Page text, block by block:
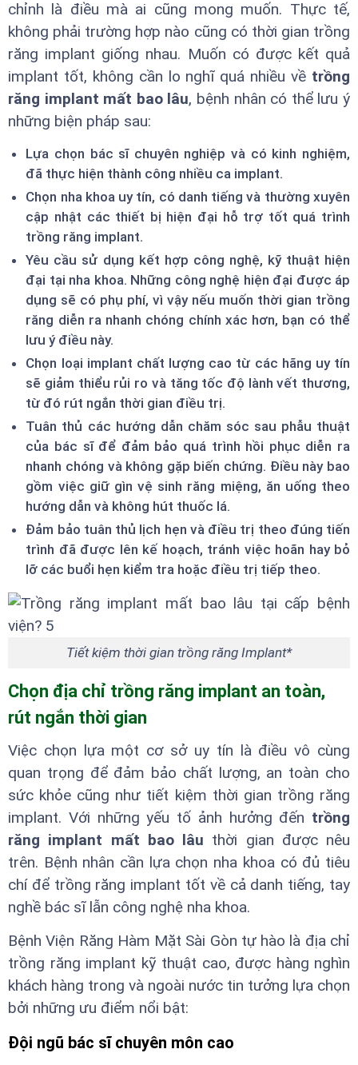
chỉnh là điều mà ai cũng mong muốn. Thực tế,
không phải trường hợp nào cũng có thời gian trồng
răng implant giống nhau. Muốn có được kết quả
implant tốt, không cần lo nghĩ quá nhiều về trồng
răng implant mất bao lâu, bệnh nhân có thể lưu ý
những biện pháp sau:
Lựa chọn bác sĩ chuyên nghiệp và có kinh nghiệm,
đã thực hiện thành công nhiều ca implant.
Chọn nha khoa uy tín, có danh tiếng và thường xuyên
cập nhật các thiết bị hiện đại hỗ trợ tốt quá trình
trồng răng implant.
Yêu cầu sử dụng kết hợp công nghệ, kỹ thuật hiện
đại tại nha khoa. Những công nghệ hiện đại được áp
dụng sẽ có phụ phí, vì vậy nếu muốn thời gian trồng
răng diễn ra nhanh chóng chính xác hơn, bạn có thể
lưu ý điều này.
Chọn loại implant chất lượng cao từ các hãng uy tín
sẽ giảm thiểu rủi ro và tăng tốc độ lành vết thương,
từ đó rút ngắn thời gian điều trị.
Tuân thủ các hướng dẫn chăm sóc sau phẫu thuật
của bác sĩ để đảm bảo quá trình hồi phục diễn ra
nhanh chóng và không gặp biến chứng. Điều này bao
gồm việc giữ gìn vệ sinh răng miệng, ăn uống theo
hướng dẫn và không hút thuốc lá.
Đảm bảo tuân thủ lịch hẹn và điều trị theo đúng tiến
trình đã được lên kế hoạch, tránh việc hoãn hay bỏ
lỡ các buổi hẹn kiểm tra hoặc điều trị tiếp theo.
Tiết kiệm thời gian trồng răng Implant*
Chọn địa chỉ trồng răng implant an toàn,
rút ngắn thời gian
Việc chọn lựa một cơ sở uy tín là điều vô cùng
quan trọng để đảm bảo chất lượng, an toàn cho
sức khỏe cũng như tiết kiệm thời gian trồng răng
implant. Với những yếu tố ảnh hưởng đến trồng
răng implant mất bao lâu thời gian được nêu
trên. Bệnh nhân cần lựa chọn nha khoa có đủ tiêu
chí để trồng răng implant tốt về cả danh tiếng, tay
nghề bác sĩ lẫn công nghệ nha khoa.
Bệnh Viện Răng Hàm Mặt Sài Gòn tự hào là địa chỉ
trồng răng implant kỹ thuật cao, được hàng nghìn
khách hàng trong và ngoài nước tin tưởng lựa chọn
bởi những ưu điểm nổi bật:
Đội ngũ bác sĩ chuyên môn cao